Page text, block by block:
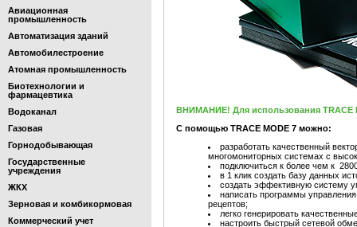
Авиационная
промышленность
Автоматизация зданий
Автомобилестроение
Атомная промышленность
Биотехнологии и
фармацевтика
Водоканал
Газовая
Горнодобывающая
Государственные
учреждения
ЖКХ
Зерновая и комбикормовая
Коммерческий учет
ВНИМАНИЕ! Для использования TRACE
С помощью TRACE MODE 7 можно:
разработать качественный
многомониторных системах с
подключиться к более чем к
в 1 клик создать базу данных
создать эффективную систему
написать программы
рецептов;
легко генерировать
настроить быстрый сетевой